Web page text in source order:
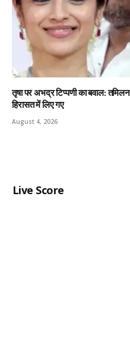
तृषा पर अभद्र टिप्पणी का बवाल:
हिरासत में लिए गए
August 4, 2026
Live Score